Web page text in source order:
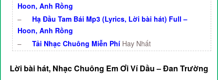
Hoon, Anh Rồng
–
Hạ Đầu Tam Bái Mp3 (Lyrics, Lời bài hát) Full –
Hoon, Anh Rồng
–
Tải Nhạc Chuông Miễn Phí Hay Nhất
Lời bài hát, Nhạc Chuông Em Ơi Ví Dầu – Đan Trường